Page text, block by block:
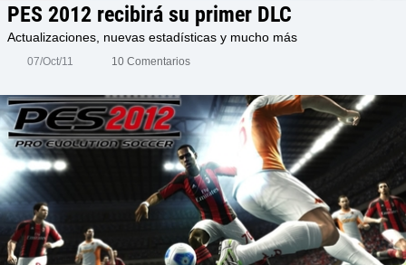
PES 2012 recibirá su primer DLC
Actualizaciones, nuevas estadísticas y mucho más
07/Oct/11 10 Comentarios